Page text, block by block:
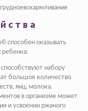
способен оказывать
ребенка:
набору
большое количество
яиц, молока.
в организме может
и усвоении ржаного